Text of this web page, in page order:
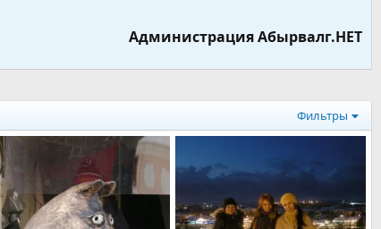
Администрация Абырвалг.НЕТ
Фильтры